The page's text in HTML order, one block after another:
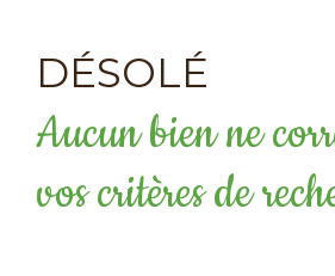
DÉSOLÉ
Aucun bien ne
vos critères de